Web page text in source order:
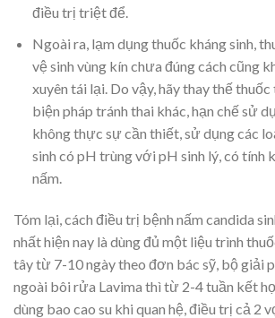
điều trị triệt để.
Ngoài ra, lạm dụng thuốc kháng sinh,
vệ sinh vùng kín chưa đúng cách cũng
xuyên tái lại. Do vậy, hãy thay thế
biện pháp tránh thai khác, hạn chế sử
không thực sự cần thiết, sử dụng các
sinh có pH trùng với pH sinh lý, có tính
nấm.
Tóm lại, cách điều trị bệnh nấm candida
nhất hiện nay là dùng đủ một liệu trình
tây từ 7-10 ngày theo đơn bác sỹ, bộ giải
ngoài bôi rửa Lavima thì từ 2-4 tuần kết
dùng bao cao su khi quan hệ, điều trị cả 2